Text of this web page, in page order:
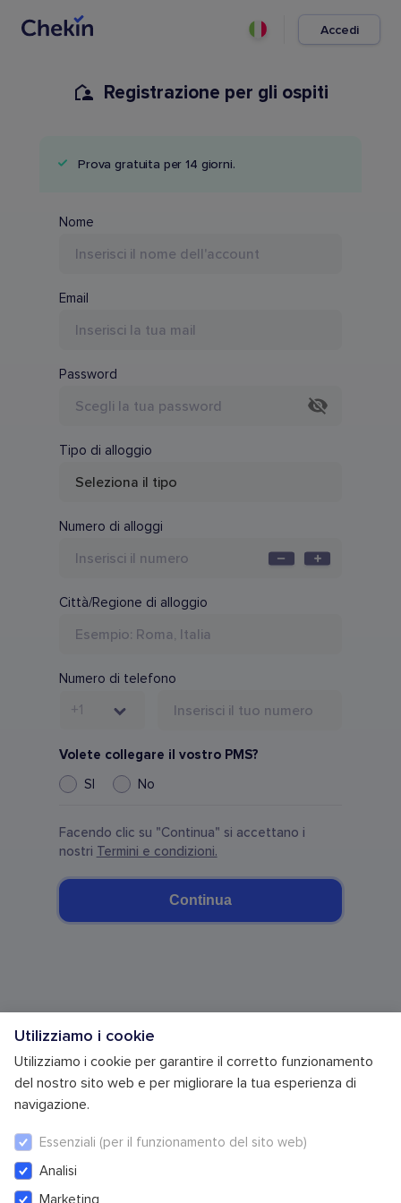
Accedi
Registrazione per gli ospiti
Prova gratuita per 14 giorni.
Nome
Email
Password
Tipo di alloggio
Numero di alloggi
Città/Regione di alloggio
Numero di telefono
+1
Volete collegare il vostro PMS?
SI No
Nome del PMS
Facendo clic su "Continua" si accettano i
nostri Termini e condizioni.
Continua
Termini e Condizioni
Utilizziamo i cookie
Utilizziamo i cookie per garantire il corretto funzionamento
del nostro sito web e per migliorare la tua esperienza di
navigazione.
Essenziali (per il funzionamento del sito web)
Analisi
Marketing